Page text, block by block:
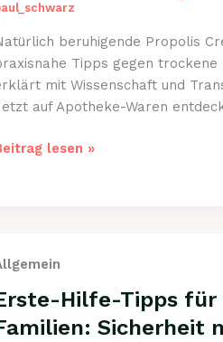
beruhigende Propolis
Tipps gegen trockene
mit Wissenschaft und
auf Apotheke-Waren
lesen »
Hilfe-Tipps für
Sicherheit